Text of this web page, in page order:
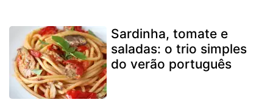
Sardinha, tomate e
saladas: o trio simples
do verão português